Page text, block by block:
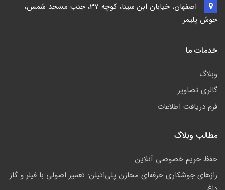
اصفهان، خیابان ابن سینا، کوچه 37، جنب مسجد شمس،
جوش پلیمر
خدمات ما
وبلاگ
گالری تصاویر
فرم دریافت اطلاعات
مطالب وبلاگ
حفظ حریم خصوصی آنلاین
رازهای جوشکاری حرفه‌ای مخازن پلی‌اتیلن: تعمیر اصولی با فیلر و گاز